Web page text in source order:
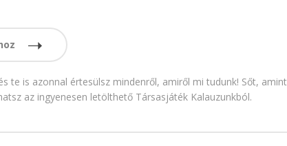
te is azonnal értesülsz mindenről, amiről mi tudunk! Sőt, amint
az ingyenesen letölthető Társasjáték Kalauzunkból.